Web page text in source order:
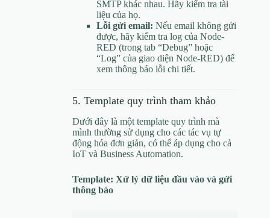
SMTP khác nhau. Hãy kiểm tra tài
liệu của họ.
Lỗi gửi email: Nếu email không gửi
được, hãy kiểm tra log của Node-
RED (trong tab “Debug” hoặc
“Log” của giao diện Node-RED) để
xem thông báo lỗi chi tiết.
5. Template quy trình tham khảo
Dưới đây là một template quy trình mà
mình thường sử dụng cho các tác vụ tự
động hóa đơn giản, có thể áp dụng cho cả
IoT và Business Automation.
Template: Xử lý dữ liệu đầu vào và gửi
thông báo